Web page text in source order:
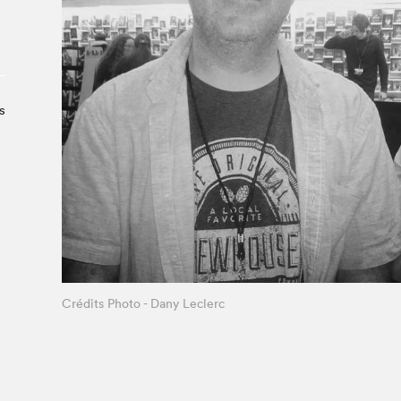
À propos du Salon
Liste des exposant·e·s
Liste des auteur·rice·s
Crédits Photo - Dany Leclerc